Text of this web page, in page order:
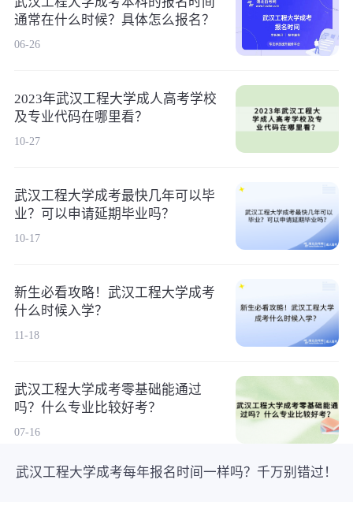
通常在什么时候？具体怎么报名？
06-26
2023年武汉工程大学成人高考学校
及专业代码在哪里看？
10-27
武汉工程大学成考最快几年可以毕
业？可以申请延期毕业吗？
10-17
新生必看攻略！武汉工程大学成考
什么时候入学？
11-18
武汉工程大学成考零基础能通过
吗？什么专业比较好考？
07-16
武汉工程大学成考每年报名时间一样吗？千万别错过！